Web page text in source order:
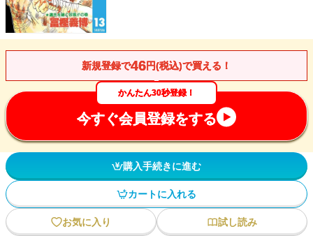
新規登録で46円(税込)で買える！
かんたん30秒登録！
今すぐ会員登録をする
購入手続きに進む
カートに入れる
お気に入り
試し読み